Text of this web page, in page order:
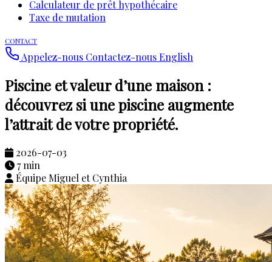
Calculateur de prêt hypothécaire
Taxe de mutation
CONTACT
Appelez-nous Contactez-nousEnglish
Piscine et valeur d’une maison :
découvrez si une piscine augmente
l’attrait de votre propriété.
2026-07-03
7 min
Équipe Miguel et Cynthia